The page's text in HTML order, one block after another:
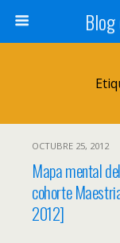
Blog
OCTUBRE 25, 2012
Mapa mental
cohorte
2012]